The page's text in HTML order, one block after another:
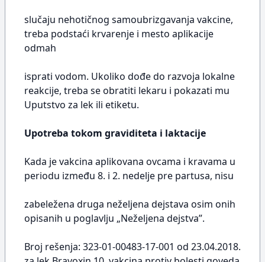
slučaju nehotičnog samoubrizgavanja vakcine,
treba podstaći krvarenje i mesto aplikacije
odmah
isprati vodom. Ukoliko dođe do razvoja lokalne
reakcije, treba se obratiti lekaru i pokazati mu
Uputstvo za lek ili etiketu.
Upotreba tokom graviditeta i laktacije
Kada je vakcina aplikovana ovcama i kravama u
periodu između 8. i 2. nedelje pre partusa, nisu
zabeležena druga neželjena dejstava osim onih
opisanih u poglavlju „Neželjena dejstva”.
Broj rešenja: 323-01-00483-17-001 od 23.04.2018.